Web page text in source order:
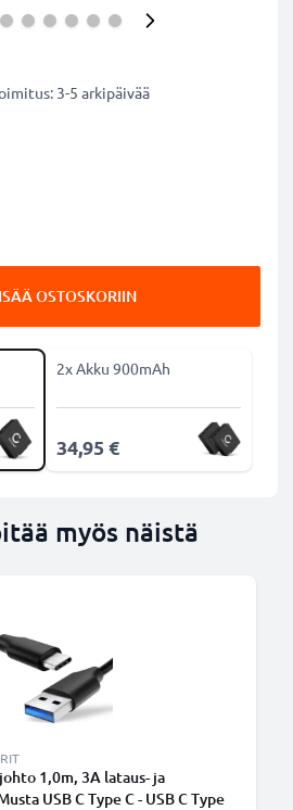
3-5 arkipäivää
OSTOSKORIIN
2x Akku 900mAh
34,95 €
myös näistä
johto 1,0m, 3A lataus- ja
USB C Type C - USB C Type